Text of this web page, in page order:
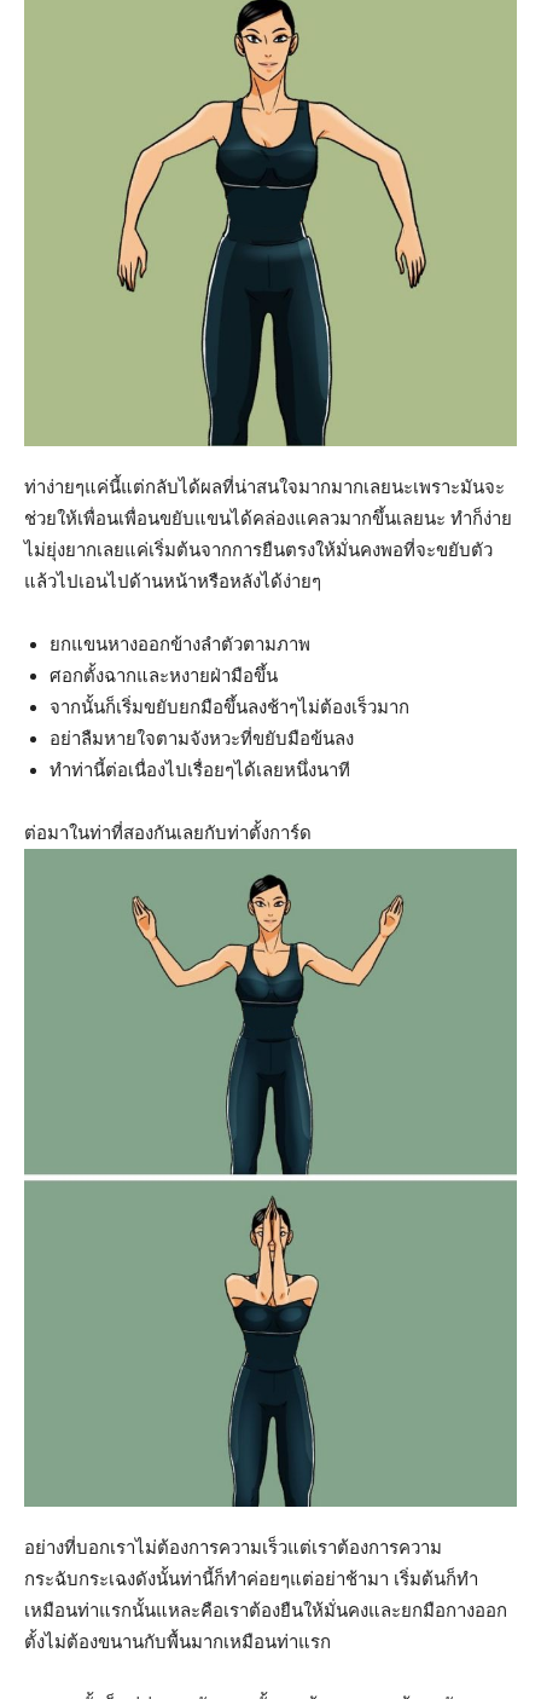
ท่าง่ายๆแค่นี้แต่กลับได้ผลที่น่าสนใจมากมากเลยนะเพราะมันจะ
ช่วยให้เพื่อนเพื่อนขยับแขนได้คล่องแคลวมากขึ้นเลยนะ ทำก็ง่าย
ไม่ยุ่งยากเลยแค่เริ่มต้นจากการยืนตรงให้มั่นคงพอที่จะขยับตัว
แล้วไปเอนไปด้านหน้าหรือหลังได้ง่ายๆ
ยกแขนหางออกข้างลำตัวตามภาพ
ศอกตั้งฉากและหงายฝ่ามือขึ้น
จากนั้นก็เริ่มขยับยกมือขึ้นลงช้าๆไม่ต้องเร็วมาก
อย่าลืมหายใจตามจังหวะที่ขยับมือข้นลง
ทำท่านี้ต่อเนื่องไปเรื่อยๆได้เลยหนึ่งนาที
ต่อมาในท่าที่สองกันเลยกับท่าตั้งการ์ด
อย่างที่บอกเราไม่ต้องการความเร็วแต่เราต้องการความ
กระฉับกระเฉงดังนั้นท่านี้ก็ทำค่อยๆแต่อย่าช้ามา เริ่มต้นก็ทำ
เหมือนท่าแรกนั้นแหละคือเราต้องยืนให้มั่นคงและยกมือกางออก
ตั้งไม่ต้องขนานกับพื้นมากเหมือนท่าแรก